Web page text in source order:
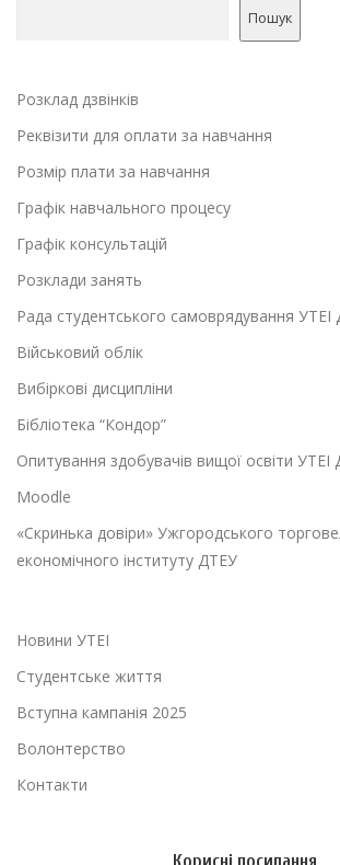
Пошук
Розклад дзвінків
Реквізити для оплати за навчання
Розмір плати за навчання
Графік навчального процесу
Графік консультацій
Розклади занять
Рада студентського самоврядування УТЕІ
Військовий облік
Вибіркові дисципліни
Бібліотека “Кондор”
Опитування здобувачів вищої освіти УТЕІ
Moodle
«Скринька довіри» Ужгородського
економічного інституту ДТЕУ
Новини УТЕІ
Студентське життя
Вступна кампанія 2025
Волонтерство
Контакти